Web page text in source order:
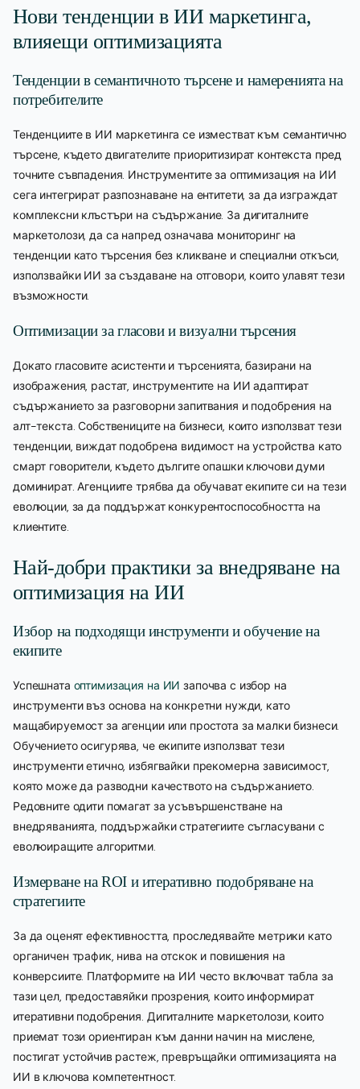
Нови тенденции в ИИ маркетинга,
влияещи оптимизацията
Тенденции в семантичното търсене и намеренията на
потребителите
Тенденциите в ИИ маркетинга се изместват към семантично
търсене, където двигателите приоритизират контекста пред
точните съвпадения. Инструментите за оптимизация на ИИ
сега интегрират разпознаване на ентитети, за да изграждат
комплексни клъстъри на съдържание. За дигиталните
маркетолози, да са напред означава мониторинг на
тенденции като търсения без кликване и специални откъси,
използвайки ИИ за създаване на отговори, които улавят тези
възможности.
Оптимизации за гласови и визуални търсения
Докато гласовите асистенти и търсенията, базирани на
изображения, растат, инструментите на ИИ адаптират
съдържанието за разговорни запитвания и подобрения на
алт-текста. Собствениците на бизнеси, които използват тези
тенденции, виждат подобрена видимост на устройства като
смарт говорители, където дългите опашки ключови думи
доминират. Агенциите трябва да обучават екипите си на тези
еволюции, за да поддържат конкурентоспособността на
клиентите.
Най-добри практики за внедряване на
оптимизация на ИИ
Избор на подходящи инструменти и обучение на
екипите
Успешната оптимизация на ИИ започва с избор на
инструменти въз основа на конкретни нужди, като
мащабируемост за агенции или простота за малки бизнеси.
Обучението осигурява, че екипите използват тези
инструменти етично, избягвайки прекомерна зависимост,
която може да разводни качеството на съдържанието.
Редовните одити помагат за усъвършенстване на
внедряванията, поддържайки стратегиите съгласувани с
еволюиращите алгоритми.
Измерване на ROI и итеративно подобряване на
стратегиите
За да оценят ефективността, проследявайте метрики като
органичен трафик, нива на отскок и повишения на
конверсиите. Платформите на ИИ често включват табла за
тази цел, предоставяйки прозрения, които информират
итеративни подобрения. Дигиталните маркетолози, които
приемат този ориентиран към данни начин на мислене,
постигат устойчив растеж, превръщайки оптимизацията на
ИИ в ключова компетентност.